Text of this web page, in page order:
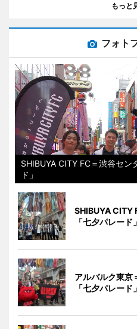
もっと
フォト
SHIBUYA CITY FC＝渋谷セ
ド」
SHIBUYA CITY
「七夕パレード」
アルバルク東京
「七夕パレード」